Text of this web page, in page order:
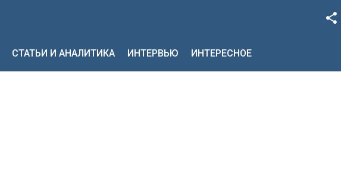
Google+
СТАТЬИ И АНАЛИТИКА ИНТЕРВЬЮ ИНТЕРЕСНОЕ